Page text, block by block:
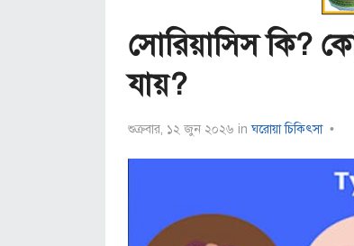
সোরিয়াসিস কি?
যায়?
শুক্রবার, ১২ জুন ২০২৬ inঘরোয়া চিকিৎসা •